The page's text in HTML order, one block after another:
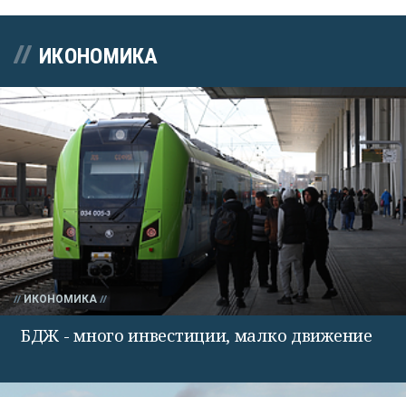
ИКОНОМИКА
ИКОНОМИКА
БДЖ - много инвестиции, малко движение